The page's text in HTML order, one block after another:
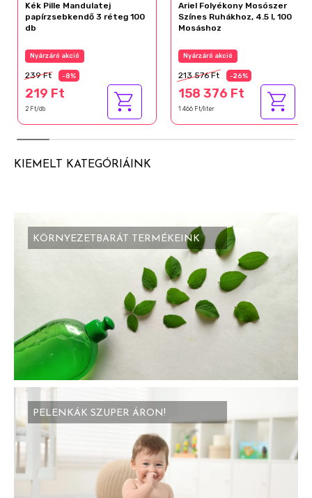
Kék Pille Mandulatej
papírzsebkendő 3 réteg 100
db
Nyárzáró akció
239 Ft -8%
219 Ft
2 Ft/db
Ariel Folyékony Mosószer
Színes Ruhákhoz, 4.5 l, 100
Mosáshoz
Nyárzáró akció
213 576 Ft -26%
158 376 Ft
1 466 Ft/liter
KIEMELT KATEGÓRIÁINK
KÖRNYEZETBARÁT TERMÉKEINK
PELENKÁK SZUPER ÁRON!